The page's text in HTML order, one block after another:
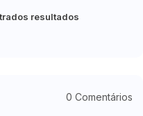
resultados
0 Comentários